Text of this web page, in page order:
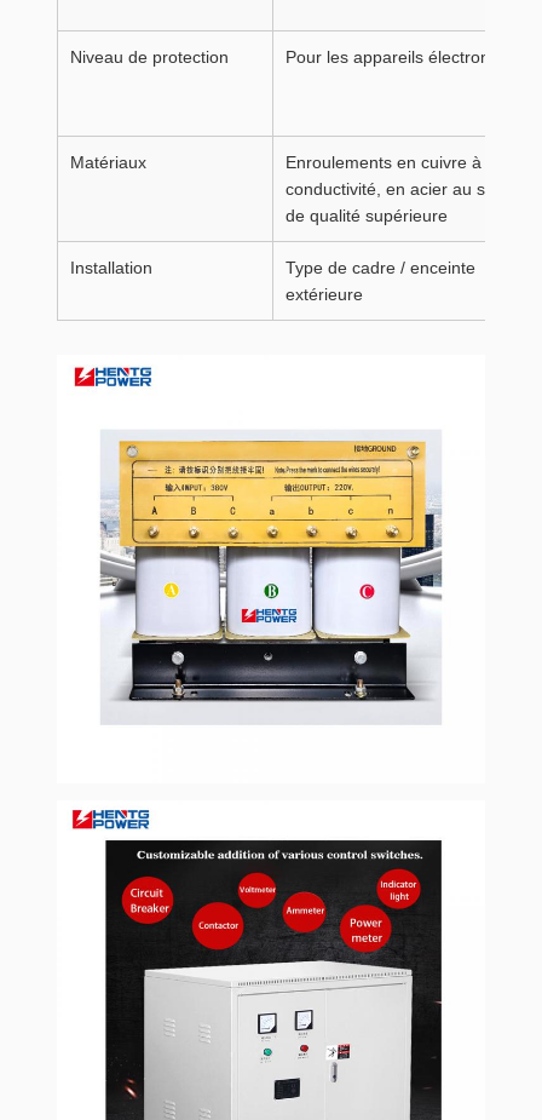
Niveau de protection Pour les appareils électroniques
Matériaux
Enroulements en cuivre à haute
conductivité, en acier au silicium
de qualité supérieure
Installation
Type de cadre / enceinte
extérieure